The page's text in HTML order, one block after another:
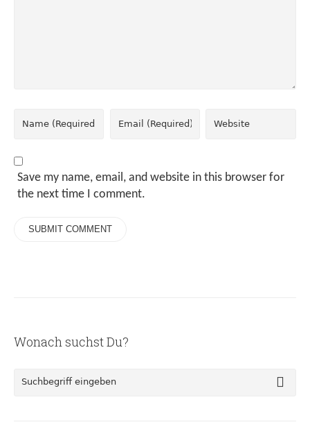
Save my name, email, and website in this browser for
the next time I comment.
Wonach suchst Du?